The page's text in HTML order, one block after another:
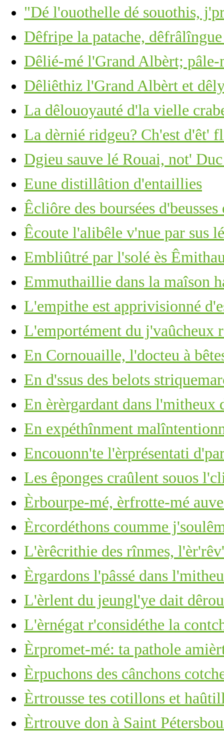
"Dé l'ouothelle dé souothis,
Dêfripe la patache,
Dêlié-mé l'Grand Albèrt; pâle-
Dêliêthiz l'Grand Albèrt et
La dêlouoyauté d'la vielle
La dèrnié ridgeu? Ch'est d'êt'
Dgieu sauve lé Rouai, not'
Eune distillâtion d'entaillies
Êcliôre des boursées
Êcoute l'alibêle v'nue par sus
Embliûtré par l'solé ès
Emmuthaillie dans la maîson
L'empithe est apprivisionné
L'emportément du j'vaûcheux
En Cornouaille, l'docteu à
En d'ssus des belots
En èrèrgardant dans l'mitheux
En expéthînment
Encouonn'te l'èrprésentati
Les êponges craûlent souos
Èrbourpe-mé, èrfrotte-mé
Èrcordéthons coumme
L'èrêcrithie des rînmes,
Èrgardons l'pâssé dans
L'èrlent du jeungl'ye dait
L'èrnégat r'considéthe la
Èrpromet-mé: ta pathole
Èrpuchons des cânchons
Èrtrousse tes cotillons et
Èrtrouve don à Saint